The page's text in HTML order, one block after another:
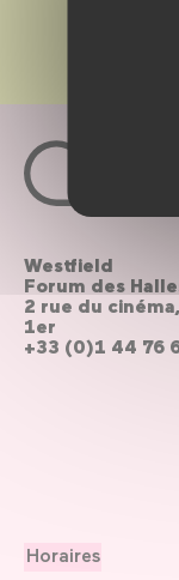
Westfield
Forum des
2 rue du
1er
+33 (0)1 44 76
Horaires